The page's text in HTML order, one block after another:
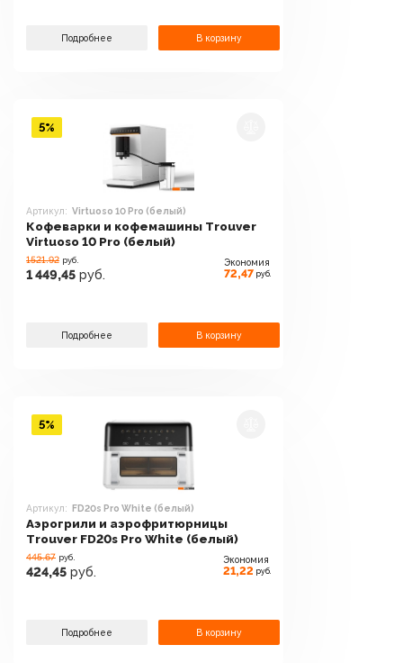
Подробнее В корзину
Артикул: Virtuoso 10 Pro (белый)
Кофеварки и кофемашины Trouver
Virtuoso 10 Pro (белый)
1521.92 руб.
1 449,45 руб.
Экономия
72,47 руб.
Подробнее В корзину
5%
Артикул: FD20s Pro White (белый)
Аэрогрили и аэрофритюрницы
Trouver FD20s Pro White (белый)
445.67 руб.
424,45 руб.
Экономия
21,22 руб.
Подробнее В корзину
5%